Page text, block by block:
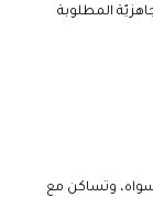
المطلوبة
وتساكن مع